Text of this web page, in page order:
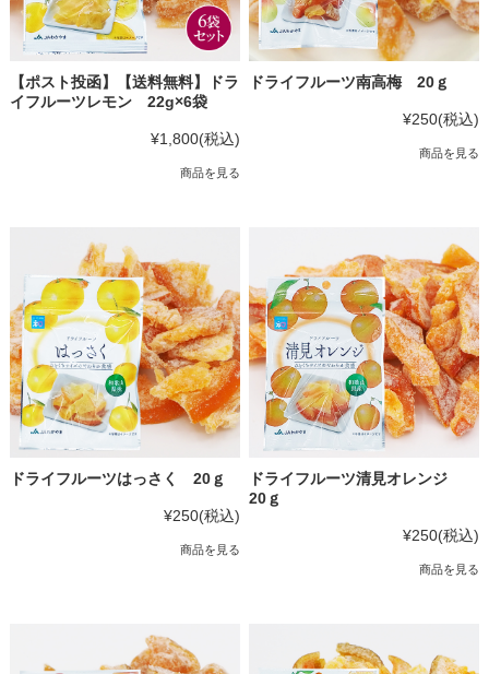
【ポスト投函】【送料無料】ドラ
イフルーツレモン 22g×6袋
¥1,800(税込)
商品を見る
ドライフルーツ南高梅 20ｇ
¥250(税込)
商品を見る
ドライフルーツはっさく 20ｇ
¥250(税込)
商品を見る
ドライフルーツ清見オレンジ
20ｇ
¥250(税込)
商品を見る